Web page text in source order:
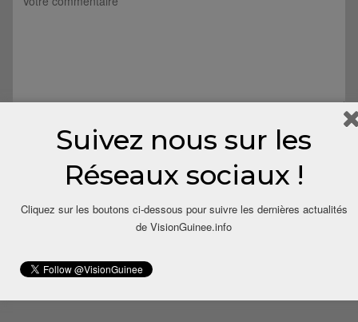
Save my name, email, and website in this browser for the next
Suivez nous sur les
Réseaux sociaux !
Cliquez sur les boutons ci-dessous pour suivre les dernières actualités
de VisionGuinee.info